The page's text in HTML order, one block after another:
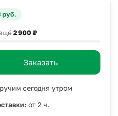
руб.
2 900 ₽
Заказать
сегодня утром
от 2 ч.